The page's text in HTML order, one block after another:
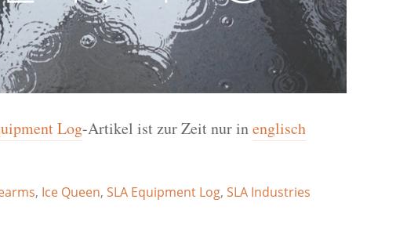
Log-Artikel ist zur Zeit nur inenglisch
, Ice Queen, SLA Equipment Log, SLA Industries